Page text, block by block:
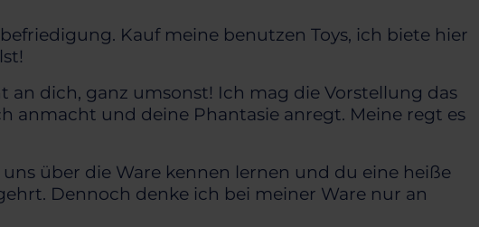
Kauf meine benutzen Toys, ich biete hier
dich, ganz umsonst! Ich mag die Vorstellung das
anmacht und deine Phantasie anregt. Meine regt es
über die Ware kennen lernen und du eine heiße
Dennoch denke ich bei meiner Ware nur an